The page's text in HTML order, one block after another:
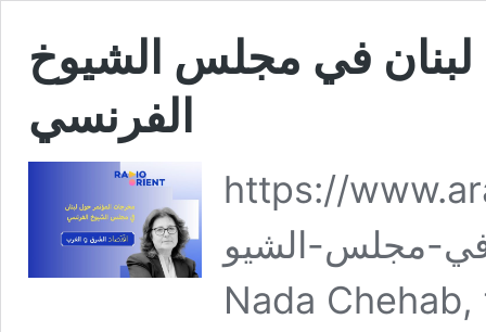
في مجلس الشيوخ
الفرنسي
https://
مجلس-الشيو/
Nada